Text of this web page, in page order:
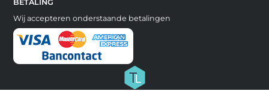
BETALING
Wij accepteren onderstaande betalingen